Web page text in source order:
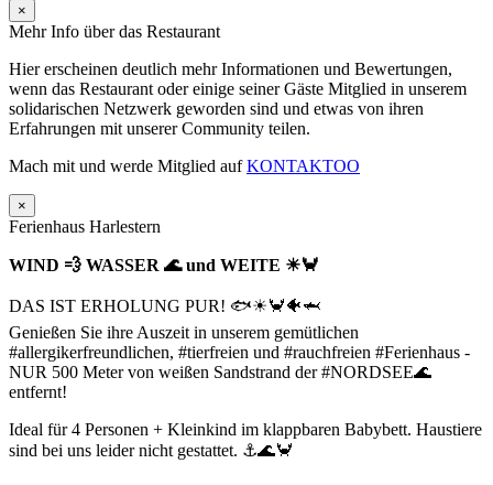
×
Mehr Info über das Restaurant
Hier erscheinen deutlich mehr Informationen und Bewertungen,
wenn das Restaurant oder einige seiner Gäste Mitglied in unserem
solidarischen Netzwerk geworden sind und etwas von ihren
Erfahrungen mit unserer Community teilen.
Mach mit und werde Mitglied aufKONTAKTOO
×
Ferienhaus Harlestern
WIND 💨 WASSER 🌊 und WEITE ☀🦀
DAS IST ERHOLUNG PUR! 🐟☀🦀🐠🦈
Genießen Sie ihre Auszeit in unserem gemütlichen
#allergikerfreundlichen, #tierfreien und #rauchfreien #Ferienhaus -
NUR 500 Meter von weißen Sandstrand der #NORDSEE🌊
entfernt!
Ideal für 4 Personen + Kleinkind im klappbaren Babybett. Haustiere
sind bei uns leider nicht gestattet. ⚓🌊🦀